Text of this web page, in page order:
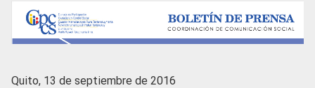
Social
Quito, 13 de septiembre de 2016